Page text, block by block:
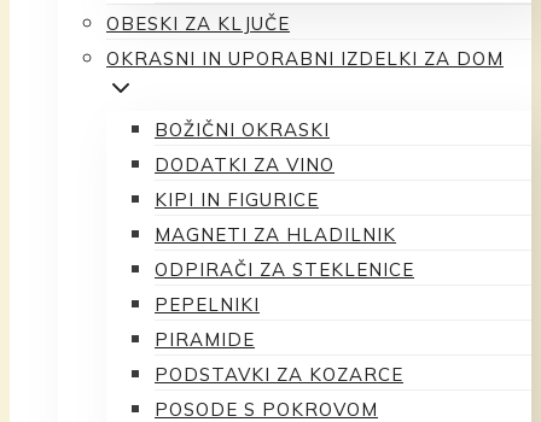
OBESKI ZA KLJUČE
OKRASNI IN UPORABNI IZDELKI ZA DOM
BOŽIČNI OKRASKI
DODATKI ZA VINO
KIPI IN FIGURICE
MAGNETI ZA HLADILNIK
ODPIRAČI ZA STEKLENICE
PEPELNIKI
PIRAMIDE
PODSTAVKI ZA KOZARCE
POSODE S POKROVOM